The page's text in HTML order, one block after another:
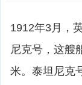
1912年3月，
尼克号，这艘
米。泰坦尼克